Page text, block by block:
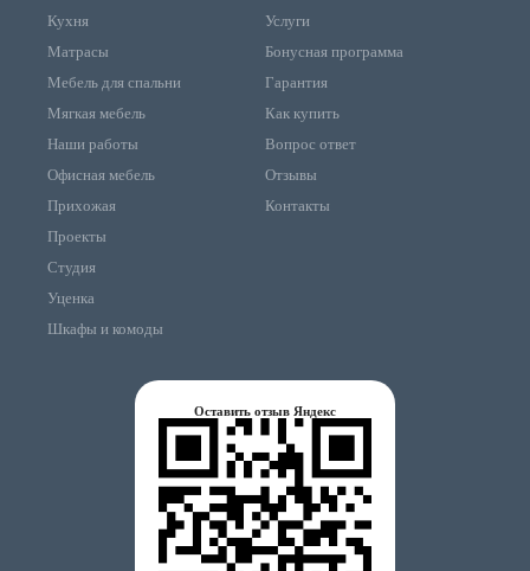
Кухня
Матрасы
Мебель для спальни
Мягкая мебель
Наши работы
Офисная мебель
Прихожая
Проекты
Студия
Уценка
Шкафы и комоды
Услуги
Бонусная программа
Гарантия
Как купить
Вопрос ответ
Отзывы
Контакты
Оставить отзыв Яндекс